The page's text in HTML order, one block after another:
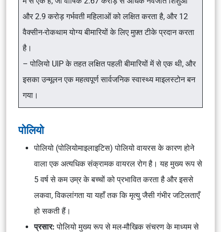
और 2.9 करोड़ गर्भवती महिलाओं को लक्षित करता है, और 12
वैक्सीन-रोकथाम योग्य बीमारियों के लिए मुफ़्त टीके प्रदान करता
है।
– पोलियो UIP के तहत लक्षित पहली बीमारियों में से एक थी, और
इसका उन्मूलन एक महत्वपूर्ण सार्वजनिक स्वास्थ्य माइलस्टोन बन
गया।
पोलियो
पोलियो (पोलियोमाइलाइटिस) पोलियो वायरस के कारण होने
वाला एक अत्यधिक संक्रामक वायरल रोग है। यह मुख्य रूप से
5 वर्ष से कम उम्र के बच्चों को प्रभावित करता है और इससे
लकवा, विकलांगता या यहाँ तक कि मृत्यु जैसी गंभीर जटिलताएँ
हो सकती हैं।
प्रसार: पोलियो मुख्य रूप से मल-मौखिक संचरण के माध्यम से